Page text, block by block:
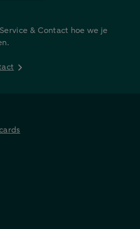
& Contact hoe we je